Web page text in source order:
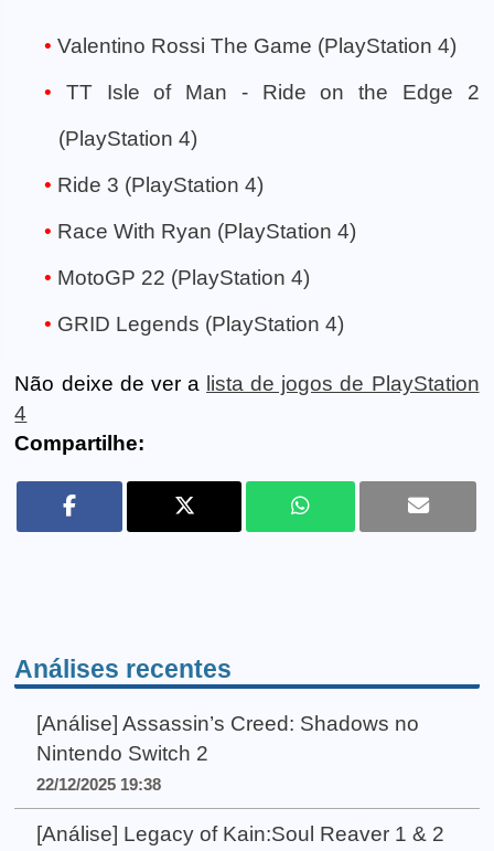
Valentino Rossi The Game (PlayStation 4)
TT Isle of Man - Ride on the Edge 2
(PlayStation 4)
Ride 3 (PlayStation 4)
Race With Ryan (PlayStation 4)
MotoGP 22 (PlayStation 4)
GRID Legends (PlayStation 4)
Não deixe de ver a lista de jogos de PlayStation
4
Compartilhe:
Análises recentes
[Análise] Assassin’s Creed: Shadows no
Nintendo Switch 2
22/12/2025 19:38
[Análise] Legacy of Kain:Soul Reaver 1 & 2